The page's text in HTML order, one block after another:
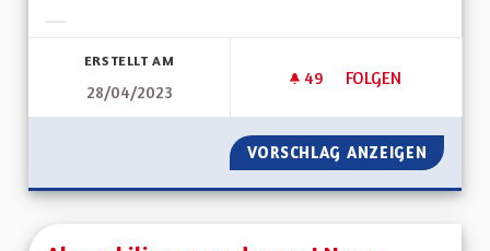
ERSTELLT AM
28/04/2023
49 49 FOLLOWER
FOLGEN
AIDES
VORSCHLAG ANZEIGEN AIDES